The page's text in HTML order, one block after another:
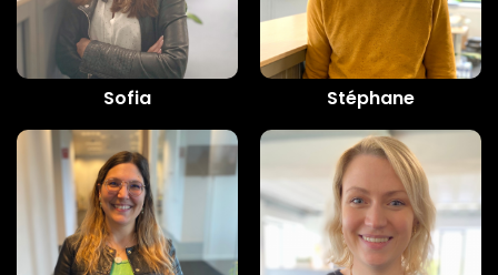
Sofia Stéphane